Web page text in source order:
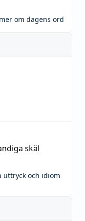
om dagens ord
skäl
uttryck och idiom